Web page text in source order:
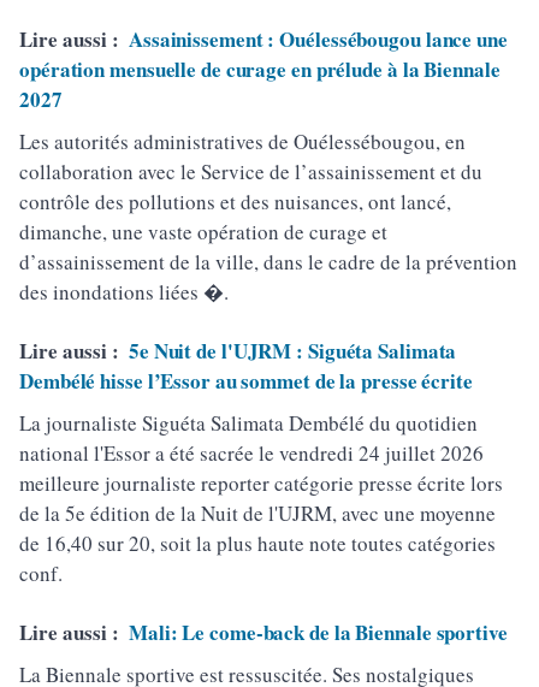
Lire aussi : Assainissement : Ouélessébougou lance une
opération mensuelle de curage en prélude à la Biennale
2027
Les autorités administratives de Ouélessébougou, en
collaboration avec le Service de l’assainissement et du
contrôle des pollutions et des nuisances, ont lancé,
dimanche, une vaste opération de curage et
d’assainissement de la ville, dans le cadre de la prévention
des inondations liées �.
Lire aussi : 5e Nuit de l'UJRM : Siguéta Salimata
Dembélé hisse l’Essor au sommet de la presse écrite
La journaliste Siguéta Salimata Dembélé du quotidien
national l'Essor a été sacrée le vendredi 24 juillet 2026
meilleure journaliste reporter catégorie presse écrite lors
de la 5e édition de la Nuit de l'UJRM, avec une moyenne
de 16,40 sur 20, soit la plus haute note toutes catégories
conf.
Lire aussi : Mali: Le come-back de la Biennale sportive
La Biennale sportive est ressuscitée. Ses nostalgiques